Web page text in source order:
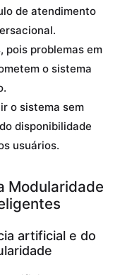
de atendimento
pois problemas em
o sistema
o sistema sem
disponibilidade
usuários.
Modularidade
artificial e do